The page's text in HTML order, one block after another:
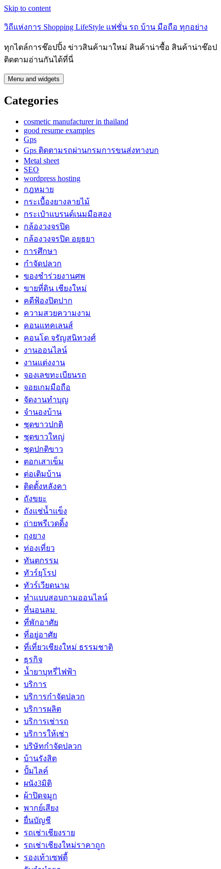
Skip to content
วิถีแห่งการ Shopping LifeStyle แฟชั่น รถ บ้าน มือถือ ทุกอย่าง
ทุกไตล์การช๊อปปิ้ง ข่าวสินค้ามาใหม่ สินค้าน่าซื้อ สินค้าน่าช๊อป
ติดตามอ่านกันได้ที่นี่
Menu and widgets
Categories
cosmetic manufacturer in thailand
good resume examples
Gps
Gps ติดตามรถผ่านกรมการขนส่งทางบก
Metal sheet
SEO
wordpress hosting
กฎหมาย
กระเบื้องยางลายไม้
กระเป๋าแบรนด์เนมมือสอง
กล้องวงจรปิด
กล้องวงจรปิด อยุธยา
การศึกษา
กำจัดปลวก
ของชำร่วยงานศพ
ขายที่ดิน เชียงใหม่
คดีฟ้องปิดปาก
ความสวยความงาม
คอนแทคเลนส์
คอนโด จรัญสนิทวงศ์
งานออนไลน์
งานแต่งงาน
จองเลขทะเบียนรถ
จอยเกมมือถือ
จัดงานทำบุญ
จำนองบ้าน
ชุดขาวปกติ
ชุดขาวใหญ่
ชุดปกติขาว
ตอกเสาเข็ม
ต่อเติมบ้าน
ติดตั้งหลังคา
ถังขยะ
ถังแช่น้ำแข็ง
ถ่ายพรีเวดดิ้ง
ถุงยาง
ท่องเที่ยว
ทันตกรรม
ทัวร์ยุโรป
ทัวร์เวียดนาม
ทำแบบสอบถามออนไลน์
ที่นอนลม
ที่พักอาศัย
ที่อยู่อาศัย
ที่เที่ยวเชียงใหม่ ธรรมชาติ
ธุรกิจ
น้ำยาบุหรี่ไฟฟ้า
บริการ
บริการกำจัดปลวก
บริการผลิต
บริการเช่ารถ
บริการให้เช่า
บริษัทกำจัดปลวก
บ้านรังสิต
ปั้มไลค์
ผนัง3มิติ
ผ้าปิดจมูก
พากย์เสียง
ยื่นบัญชี
รถเช่าเชียงราย
รถเช่าเชียงใหม่ราคาถูก
รองเท้าเซฟตี้